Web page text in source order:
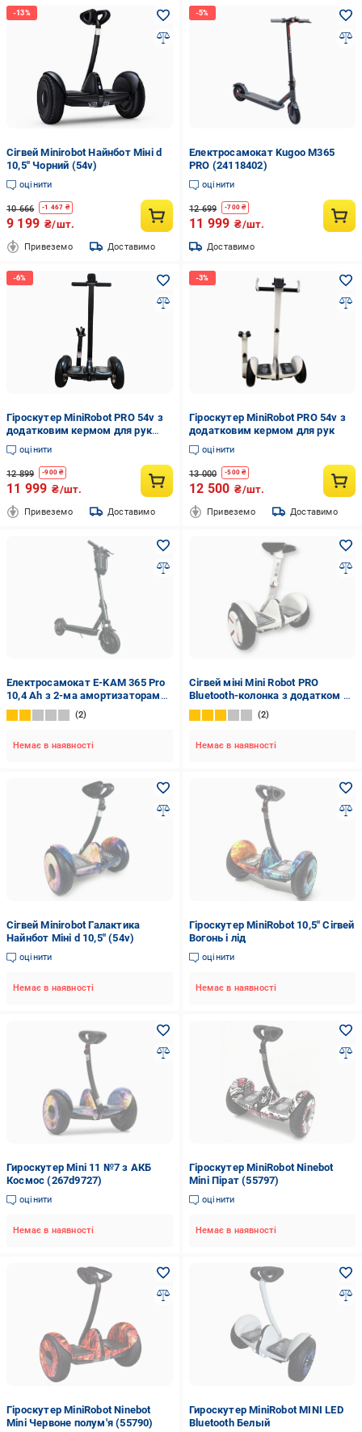
Сігвей Minirobot Найнбот Міні d
10,5" Чорний (54v)
оцінити
10 666 -1 467 ₴
9 199 ₴/шт.
Привеземо Доставимо
Електросамокат Kugoo M365
PRO (24118402)
оцінити
12 699 -700₴
11 999 ₴/шт.
Доставимо
Гіроскутер MiniRobot PRO 54v з
додатковим кермом для рук
Чорний (28804724)
оцінити
12 899 -900 ₴
11 999 ₴/шт.
Привеземо Доставимо
Гіроскутер MiniRobot PRO 54v з
додатковим кермом для рук
оцінити
13 000 -500₴
12 500 ₴/шт.
Привеземо Доставимо
Електросамокат E-KAM 365 Pro
10,4 Ah з 2-ма амортизаторами
2025 р. (28448585)
2
Немає в наявності
Сігвей міні Mini Robot PRO
Bluetooth-колонка з додатком d
10,5 Білий (54V)
2
Немає в наявності
Сігвей Minirobot Галактика
Найнбот Міні d 10,5" (54v)
оцінити
Немає в наявності
Гіроскутер MiniRobot 10,5" Сігвей
Вогонь і лід
оцінити
Немає в наявності
Гироскутер Mini 11 №7 з АКБ
Космос (267d9727)
оцінити
Немає в наявності
Гіроскутер MiniRobot Ninebot
Mini Пірат (55797)
оцінити
Немає в наявності
Гіроскутер MiniRobot Ninebot
Mini Червоне полум'я (55790)
Гироскутер MiniRobot MINI LED
Bluetooth Белый